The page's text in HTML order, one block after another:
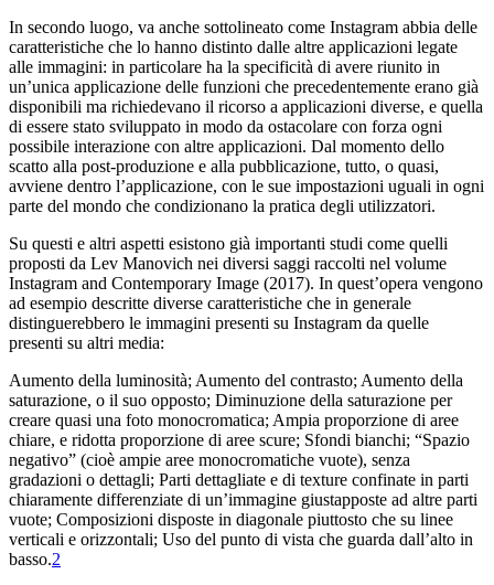
In secondo luogo, va anche sottolineato come Instagram abbia delle
caratteristiche che lo hanno distinto dalle altre applicazioni legate
alle immagini: in particolare ha la specificità di avere riunito in
un’unica applicazione delle funzioni che precedentemente erano già
disponibili ma richiedevano il ricorso a applicazioni diverse, e quella
di essere stato sviluppato in modo da ostacolare con forza ogni
possibile interazione con altre applicazioni. Dal momento dello
scatto alla post-produzione e alla pubblicazione, tutto, o quasi,
avviene dentro l’applicazione, con le sue impostazioni uguali in ogni
parte del mondo che condizionano la pratica degli utilizzatori.
Su questi e altri aspetti esistono già importanti studi come quelli
proposti da Lev Manovich nei diversi saggi raccolti nel volume
Instagram and Contemporary Image (2017). In quest’opera vengono
ad esempio descritte diverse caratteristiche che in generale
distinguerebbero le immagini presenti su Instagram da quelle
presenti su altri media:
Aumento della luminosità; Aumento del contrasto; Aumento della
saturazione, o il suo opposto; Diminuzione della saturazione per
creare quasi una foto monocromatica; Ampia proporzione di aree
chiare, e ridotta proporzione di aree scure; Sfondi bianchi; “Spazio
negativo” (cioè ampie aree monocromatiche vuote), senza
gradazioni o dettagli; Parti dettagliate e di texture confinate in parti
chiaramente differenziate di un’immagine giustapposte ad altre parti
vuote; Composizioni disposte in diagonale piuttosto che su linee
verticali e orizzontali; Uso del punto di vista che guarda dall’alto in
basso.2